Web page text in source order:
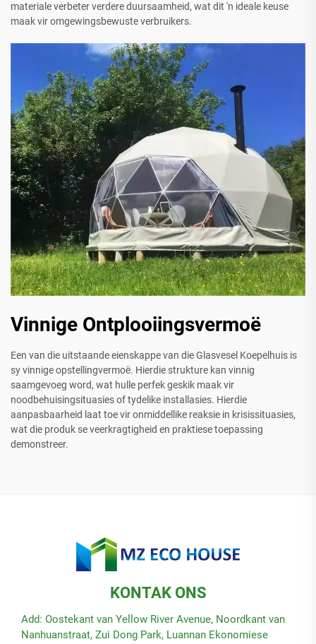
materiale verbeter verdere duursaamheid, wat dit 'n ideale keuse
maak vir omgewingsbewuste verbruikers.
Vinnige Ontplooiingsvermoë
Een van die uitstaande eienskappe van die Glasvesel Koepelhuis is
sy vinnige opstellingvermoë. Hierdie strukture kan vinnig
saamgevoeg word, wat hulle perfek geskik maak vir
noodbehuisingsituasies of tydelike installasies. Hierdie
aanpasbaarheid laat toe vir onmiddellike reaksie in krisissituasies,
wat die produk se veerkragtigheid en praktiese toepassing
demonstreer.
KONTAK ONS
Add: Oostekant van Yellow River Avenue, Noordkant van
Nanhuanstraat, Zui Dong Park, Luannan Ekonomiese